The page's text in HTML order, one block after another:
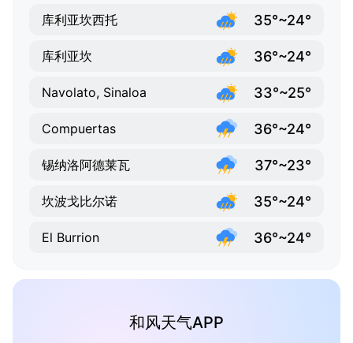
库利亚坎西托 35°~24°
库利亚坎 36°~24°
Navolato, Sinaloa 33°~25°
Compuertas 36°~24°
锡纳洛阿德莱瓦 37°~23°
坎波戈比尔诺 35°~24°
El Burrion 36°~24°
和风天气APP